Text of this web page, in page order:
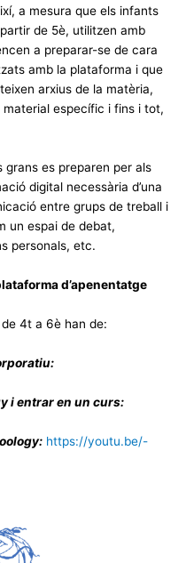
a mesura que els infants
de 5è, utilitzen amb
a preparar-se de cara
amb la plataforma i que
arxius de la matèria,
específic i fins i tot,
grans es preparen per als
digital necessària d’una
entre grups de treball i
un espai de debat,
personals, etc.
d’apenentatge
4t a 6è han de:
i entrar en un curs:
https://youtu.be/-